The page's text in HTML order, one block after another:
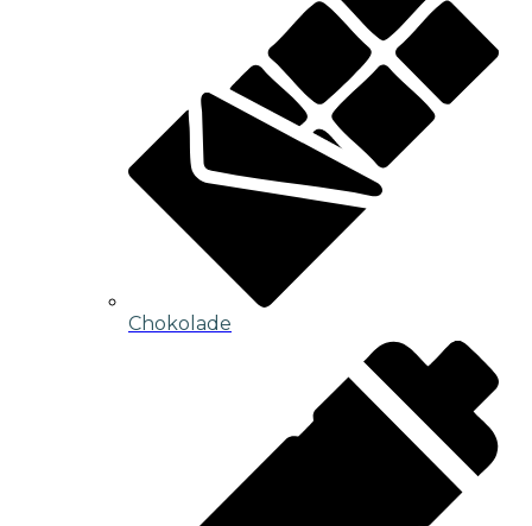
Chokolade